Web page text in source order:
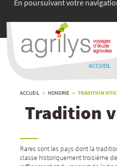
En poursuivant votre
ACCUEIL
ACCUEIL » HONGRIE » TRADITION
Tradition
Rares sont les pays dont la
classe historiquement troisième